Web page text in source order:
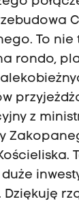
To nie
rondo,
z